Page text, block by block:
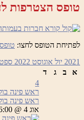
טופס הצטרפות
לפתיחת הטופס לחצו:
2021 יול אוגוסט 2022
א
ב ג ד
4
ראש פינה
ראש פינה
אוג 4 @ 16:00 – 23:00